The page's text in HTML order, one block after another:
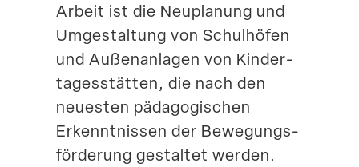
Arbeit ist die Neuplanung und
Umgestaltung von Schul­höfen
und Außen­an­lagen von Kinder­
ta­ges­stätten, die nach den
neuesten pädago­gi­schen
Erkennt­nissen der Bewegungs­
för­derung gestaltet werden.